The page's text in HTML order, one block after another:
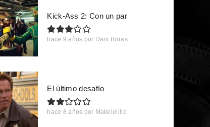
Kick-Ass 2: Con un par
hace 9 años por Dani Birras
El último desafío
hace 8 años por Makelelillo